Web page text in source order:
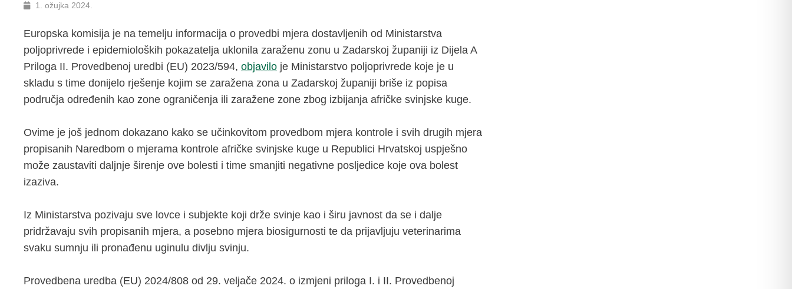
1. ožujka 2024.
Europska komisija je na temelju informacija o provedbi mjera dostavljenih od Ministarstva
poljoprivrede i epidemioloških pokazatelja uklonila zaraženu zonu u Zadarskoj županiji iz Dijela A
Priloga II. Provedbenoj uredbi (EU) 2023/594, objavilo je Ministarstvo poljoprivrede koje je u
skladu s time donijelo rješenje kojim se zaražena zona u Zadarskoj županiji briše iz popisa
područja određenih kao zone ograničenja ili zaražene zone zbog izbijanja afričke svinjske kuge.
Ovime je još jednom dokazano kako se učinkovitom provedbom mjera kontrole i svih drugih mjera
propisanih Naredbom o mjerama kontrole afričke svinjske kuge u Republici Hrvatskoj uspješno
može zaustaviti daljnje širenje ove bolesti i time smanjiti negativne posljedice koje ova bolest
izaziva.
Iz Ministarstva pozivaju sve lovce i subjekte koji drže svinje kao i širu javnost da se i dalje
pridržavaju svih propisanih mjera, a posebno mjera biosigurnosti te da prijavljuju veterinarima
svaku sumnju ili pronađenu uginulu divlju svinju.
Provedbena uredba (EU) 2024/808 оd 29. veljače 2024. o izmjeni priloga I. i II. Provedbenoj